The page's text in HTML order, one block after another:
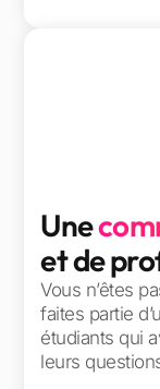
Une
et de
Vous n’êtes
faites partie
étudiants qui
leurs